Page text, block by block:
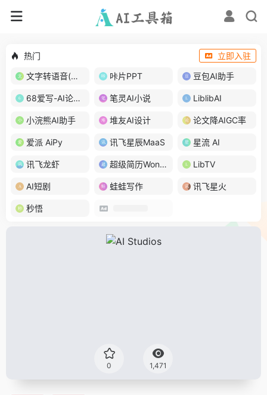
热门
立即入驻
文字转语音(琅琅配音)
咔片PPT 豆包AI助手
68爱写-AI论文写作 笔灵AI小说 LiblibAI
小浣熊AI助手 堆友AI设计 论文降AIGC率
爱派 AiPy 讯飞星辰MaaS 星流 AI
讯飞龙虾 超级简历WonderCV LibTV
AI短剧 蛙蛙写作 讯飞星火
秒悟
0 1,471